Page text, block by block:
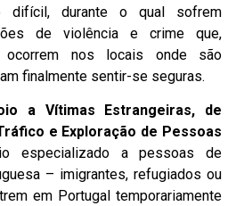
difícil, durante o qual sofrem
de violência e crime que,
ocorrem nos locais onde são
finalmente sentir-se seguras.
a Vítimas Estrangeiras, de
e Exploração de Pessoas
especializado a pessoas de
– imigrantes, refugiados ou
em Portugal temporariamente